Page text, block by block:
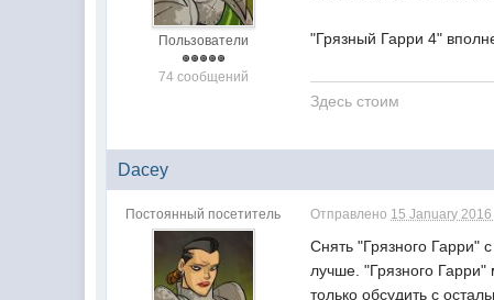
Пользователи
74 сообщений
"Грязный Гарри 4"
Здесь стоим
Dacey
Постоянный посетитель Отправлено 15 January
Снять "Грязного Гарри"
лучше. "Грязного
только обсудить с